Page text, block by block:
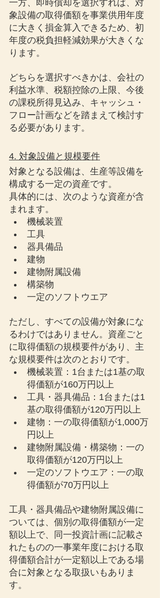
一方、即時償却を選択すれば、対
象設備の取得価額を事業供用年度
に大きく損金算入できるため、初
年度の税負担軽減効果が大きくな
ります。
どちらを選択すべきかは、会社の
利益水準、税額控除の上限、今後
の課税所得見込み、キャッシュ・
フロー計画などを踏まえて検討す
る必要があります。
4. 対象設備と規模要件
対象となる設備は、生産等設備を
構成する一定の資産です。
具体的には、次のような資産が含
まれます。
機械装置
工具
器具備品
建物
建物附属設備
構築物
一定のソフトウエア
ただし、すべての設備が対象にな
るわけではありません。資産ごと
に取得価額の規模要件があり、主
な規模要件は次のとおりです。
機械装置：1台または1基の取
得価額が160万円以上
工具・器具備品：1台または1
基の取得価額が120万円以上
建物：一の取得価額が1,000万
円以上
建物附属設備・構築物：一の
取得価額が120万円以上
一定のソフトウエア：一の取
得価額が70万円以上
工具・器具備品や建物附属設備に
ついては、個別の取得価額が一定
額以上で、同一投資計画に記載さ
れたものの一事業年度における取
得価額合計が一定額以上である場
合に対象となる取扱いもありま
す。